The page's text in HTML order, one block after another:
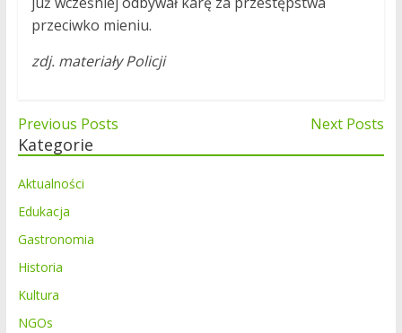
przeciwko mieniu.
zdj. materiały Policji
Nawigacja
wpisu
Previous Posts Next Posts
Kategorie
Aktualności
Edukacja
Gastronomia
Historia
Kultura
NGOs